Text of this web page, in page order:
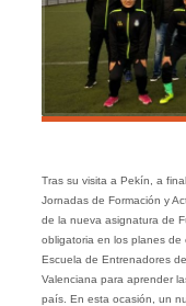
Tras su visita a Pekín, a
Jornadas de Formación y
de la nueva asignatura de
obligatoria en los planes de
Escuela de Entrenadores
Valenciana para aprender
país. En esta ocasión, un